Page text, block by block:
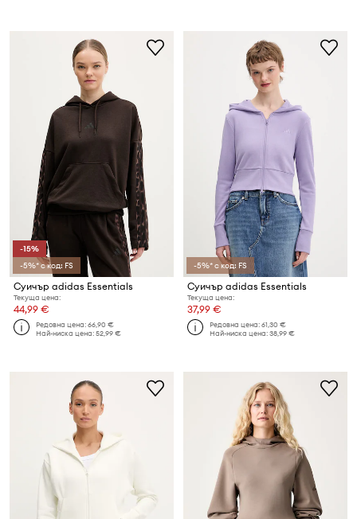
-15%
-5%* с код: FS
Суичър adidas Essentials
Текуща цена:
44,99 €
Редовна цена:66,90 €
Най-ниска цена:52,99 €
-5%* с код: FS
Суичър adidas Essentials
Текуща цена:
37,99 €
Редовна цена:61,30 €
Най-ниска цена:38,99 €